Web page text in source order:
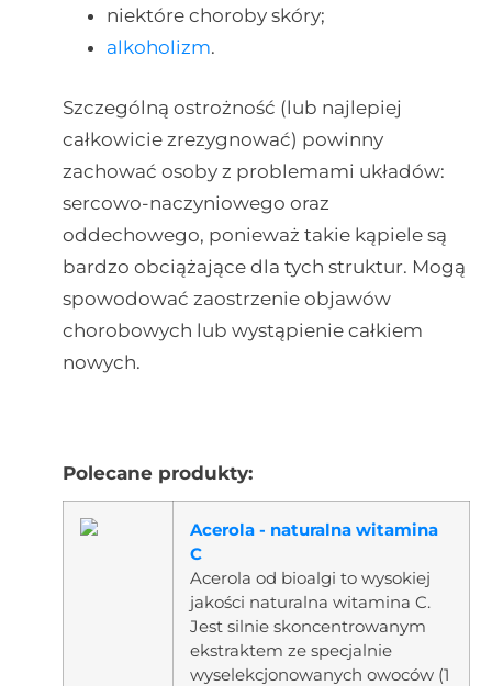
niektóre choroby skóry;
alkoholizm.
Szczególną ostrożność (lub najlepiej
całkowicie zrezygnować) powinny
zachować osoby z problemami układów:
sercowo-naczyniowego oraz
oddechowego, ponieważ takie kąpiele są
bardzo obciążające dla tych struktur. Mogą
spowodować zaostrzenie objawów
chorobowych lub wystąpienie całkiem
nowych.
Polecane produkty:
Acerola - naturalna witamina
C
Acerola od bioalgi to wysokiej
jakości naturalna witamina C.
Jest silnie skoncentrowanym
ekstraktem ze specjalnie
wyselekcjonowanych owoców (1